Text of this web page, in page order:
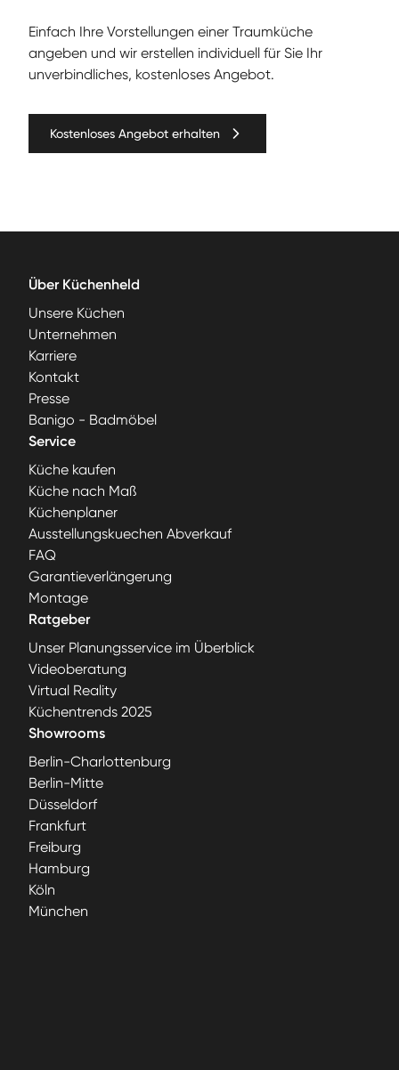
Ein­fach Ihre Vorstel­lun­gen ein­er Traumküche
angeben und wir erstellen individuell für Sie Ihr
unverbindliches, kostenloses Angebot.
Kostenloses Angebot erhalten
Über Küchenheld
Unsere Küchen
Unternehmen
Karriere
Kontakt
Presse
Banigo - Badmöbel
Service
Küche kaufen
Küche nach Maß
Küchenplaner
Ausstellungskuechen Abverkauf
FAQ
Garantieverlängerung
Montage
Ratgeber
Unser Planungsservice im Überblick
Videoberatung
Virtual Reality
Küchentrends 2025
Showrooms
Berlin-Charlottenburg
Berlin-Mitte
Düsseldorf
Frankfurt
Freiburg
Hamburg
Köln
München